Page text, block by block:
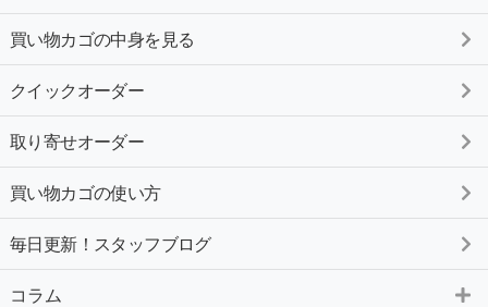
買い物カゴの中身を見る
クイックオーダー
取り寄せオーダー
買い物カゴの使い方
毎日更新！スタッフブログ
コラム